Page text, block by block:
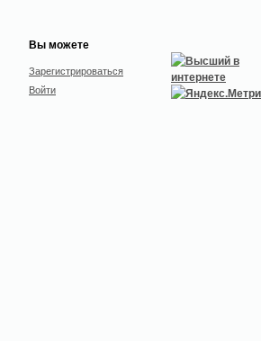
Вы можете
Зарегистрироваться
Войти